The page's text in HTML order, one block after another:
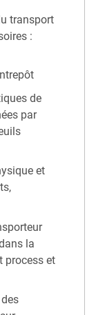
transport
:
de
par
et
la
process et